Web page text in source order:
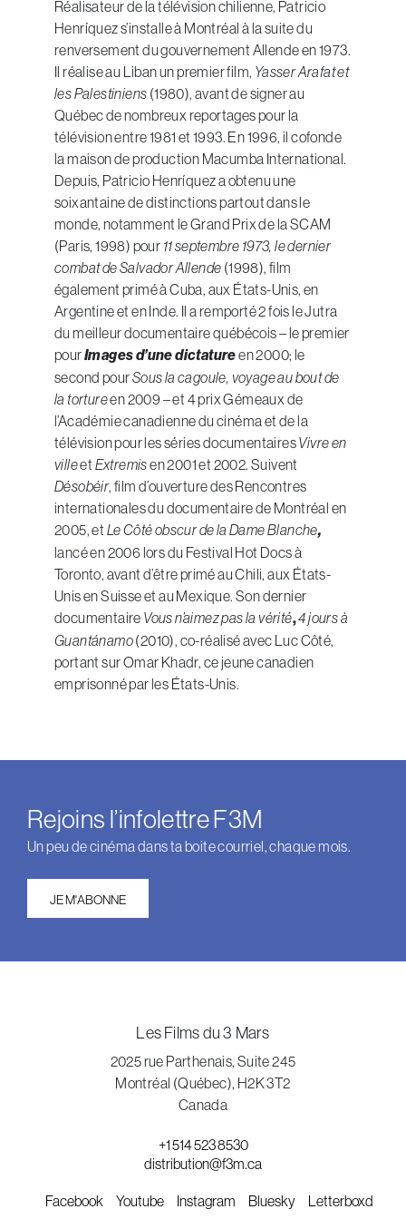
Réalisateur de la télévision chilienne, Patricio
Henríquez s’installe à Montréal à la suite du
renversement du gouvernement Allende en 1973.
Il réalise au Liban un premier film, Yasser Arafat et
les Palestiniens (1980), avant de signer au
Québec de nombreux reportages pour la
télévision entre 1981 et 1993. En 1996, il cofonde
la maison de production Macumba International.
Depuis, Patricio Henríquez a obtenu une
soixantaine de distinctions partout dans le
monde, notamment le Grand Prix de la SCAM
(Paris, 1998) pour 11 septembre 1973, le dernier
combat de Salvador Allende (1998), film
également primé à Cuba, aux États-Unis, en
Argentine et en Inde. Il a remporté 2 fois le Jutra
du meilleur documentaire québécois – le premier
pourImages d’une dictatureen 2000; le
second pourSous la cagoule, voyage au bout de
la tortureen 2009 – et 4 prix Gémeaux de
l’Académie canadienne du cinéma et de la
télévision pour les séries documentairesVivre en
villeet Extremisen 2001 et 2002. Suivent
Désobéir, film d’ouverture des Rencontres
internationales du documentaire de Montréal en
2005, et Le Côté obscur de la Dame Blanche,
lancé en 2006 lors du Festival Hot Docs à
Toronto, avant d’être primé au Chili, aux États-
Unis en Suisse et au Mexique. Son dernier
documentaire Vous n’aimez pas la vérité,4 jours à
Guantánamo(2010), co-réalisé avec Luc Côté,
portant sur Omar Khadr, ce jeune canadien
emprisonné par les États-Unis.
Rejoins l’infolettre F3M
Un peu de cinéma dans ta boite courriel, chaque mois.
JE M'ABONNE
Les Films du 3 Mars
2025 rue Parthenais, Suite 245
Montréal (Québec), H2K 3T2
Canada
+1 514 523 8530
distribution@f3m.ca
Facebook Youtube Instagram Bluesky Letterboxd